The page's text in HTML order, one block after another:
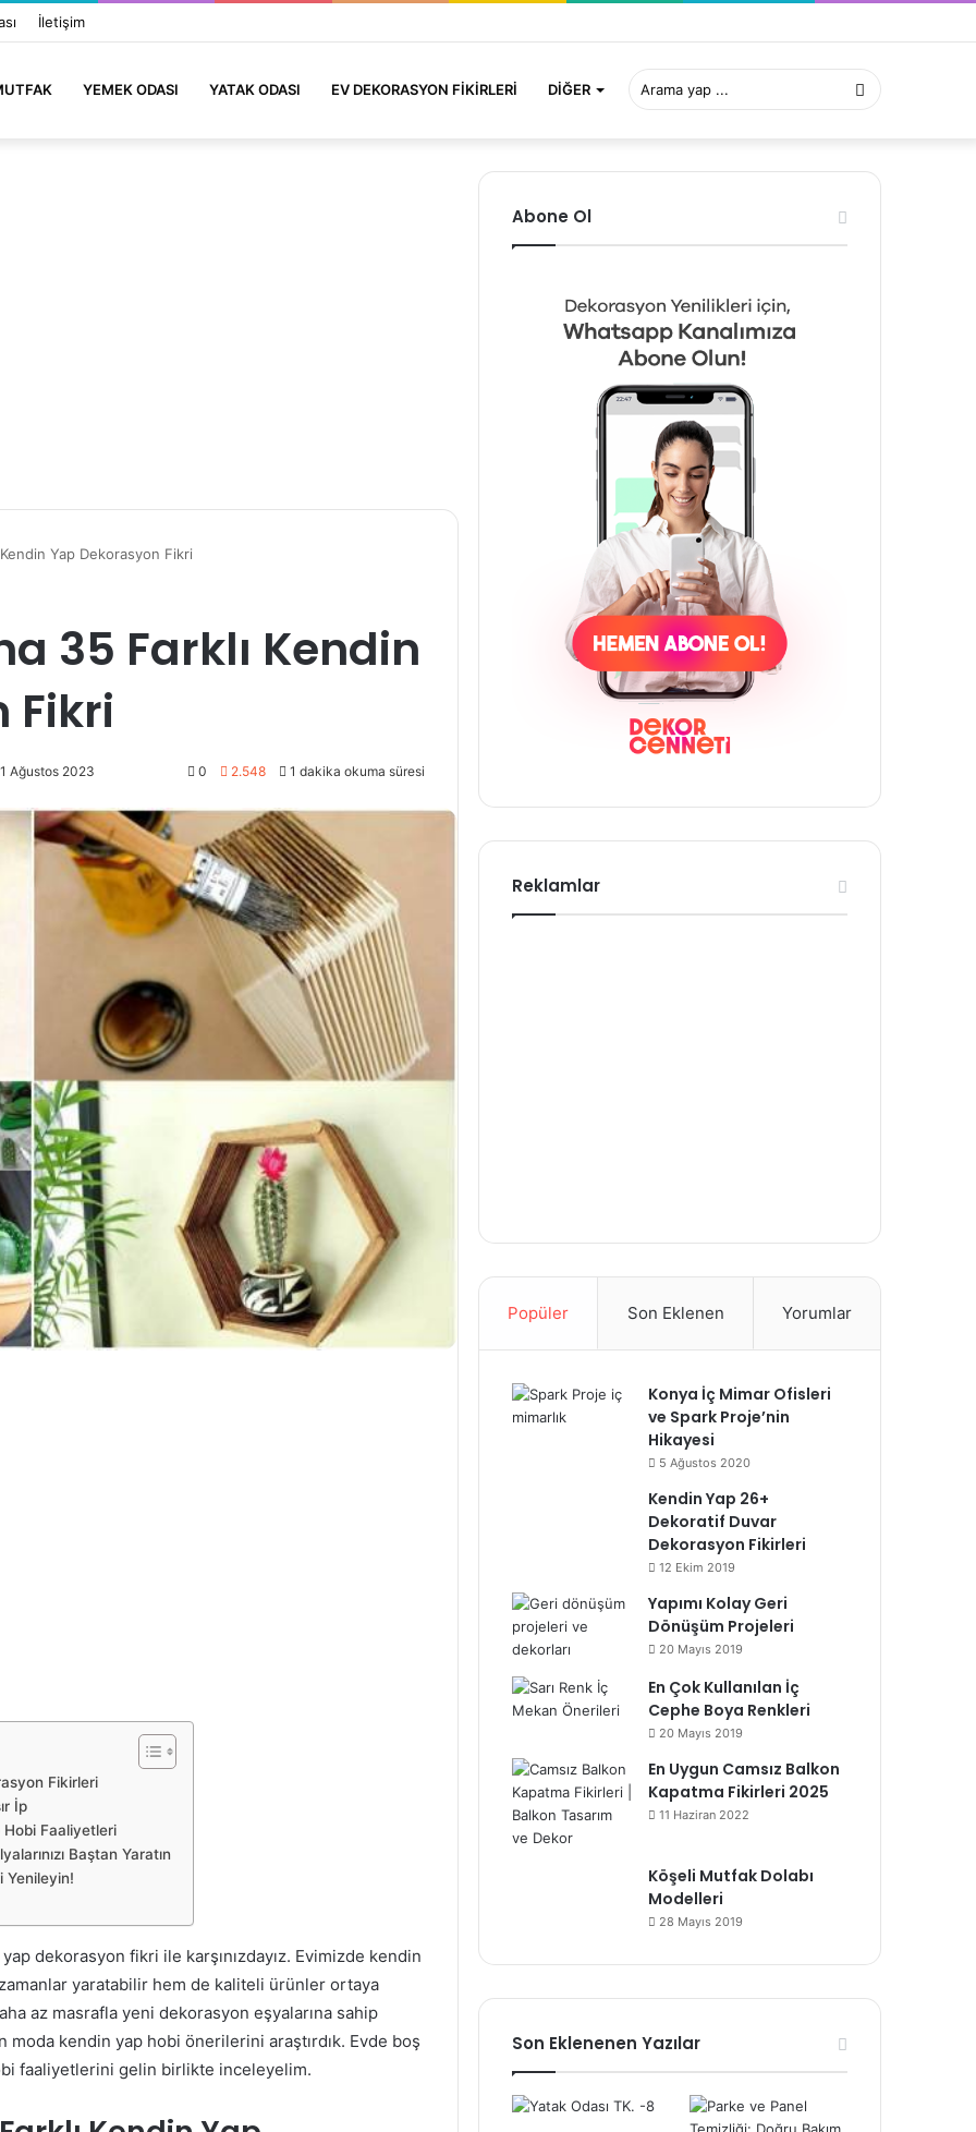
İletişim
YEMEK ODASI YATAK ODASI EV DEKORASYON FIKIRLERI DIĞER Arama
yap
Yap Dekorasyon Fikri
35 Farklı Kendin
Fikri
Ağustos 2023 0 2.548 1 dakika okuma süresi
Fikirleri
İp
Hobi Faaliyetleri
Baştan Yaratın
Yenileyin!
dekorasyon fikri ile karşınızdayız. Evimizde kendin
yaratabilir hem de kaliteli ürünler ortaya
az masrafla yeni dekorasyon eşyalarına sahip
moda kendin yap hobi önerilerini araştırdık. Evde boş
faaliyetlerini gelin birlikte inceleyelim.
Abone Ol
Reklamlar
Popüler Son Eklenen Yorumlar
Konya İç Mimar Ofisleri
ve Spark Proje’nin
Hikayesi
5 Ağustos 2020
Kendin Yap 26+
Dekoratif Duvar
Dekorasyon Fikirleri
12 Ekim 2019
Yapımı Kolay Geri
Dönüşüm Projeleri
20 Mayıs 2019
En Çok Kullanılan İç
Cephe Boya Renkleri
20 Mayıs 2019
En Uygun Camsız Balkon
Kapatma Fikirleri 2025
11 Haziran 2022
Köşeli Mutfak Dolabı
Modelleri
28 Mayıs 2019
Son Eklenenen Yazılar